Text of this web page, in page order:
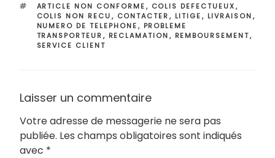
ÉTIQUETTES
ARTICLE NON CONFORME, COLIS DEFECTUEUX,
COLIS NON RECU, CONTACTER, LITIGE, LIVRAISON,
NUMERO DE TELEPHONE, PROBLEME
TRANSPORTEUR, RECLAMATION, REMBOURSEMENT,
SERVICE CLIENT
Laisser un commentaire
Votre adresse de messagerie ne sera pas
publiée. Les champs obligatoires sont indiqués
avec *